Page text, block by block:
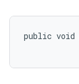
public void